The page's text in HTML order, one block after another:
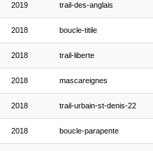
2019 trail-des-anglais
2018 boucle-titile
2018 trail-liberte
2018 mascareignes
2018 trail-urbain-st-denis-22
2018 boucle-parapente